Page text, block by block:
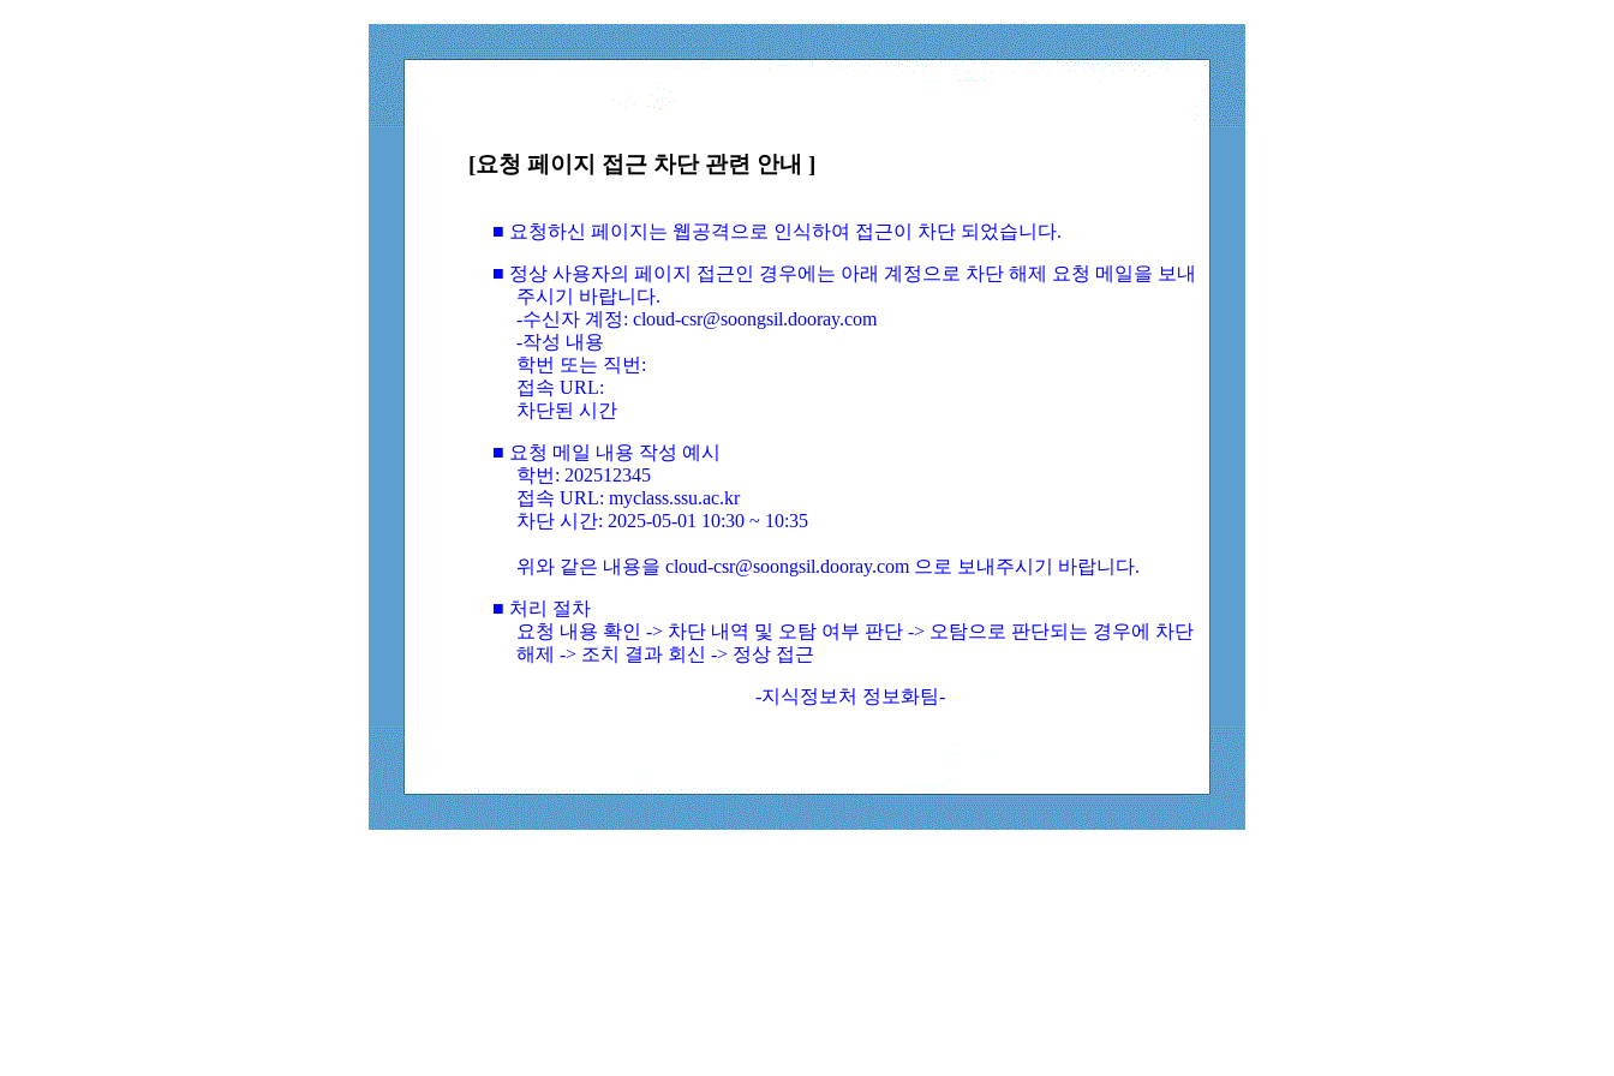
[요청 페이지 접근 차단 관련 안내 ]
■ 요청하신 페이지는 웹공격으로 인식하여 접근이 차단 되었습니다.
■ 정상 사용자의 페이지 접근인 경우에는 아래 계정으로 차단 해제 요청 메일을 보내
주시기 바랍니다.
-수신자 계정: cloud-csr@soongsil.dooray.com
-작성 내용
학번 또는 직번:
접속 URL:
차단된 시간
■ 요청 메일 내용 작성 예시
학번: 202512345
접속 URL: myclass.ssu.ac.kr
차단 시간: 2025-05-01 10:30 ~ 10:35
위와 같은 내용을 cloud-csr@soongsil.dooray.com 으로 보내주시기 바랍니다.
■ 처리 절차
요청 내용 확인 -> 차단 내역 및 오탐 여부 판단 -> 오탐으로 판단되는 경우에 차단
해제 -> 조치 결과 회신 -> 정상 접근
-지식정보처 정보화팀-